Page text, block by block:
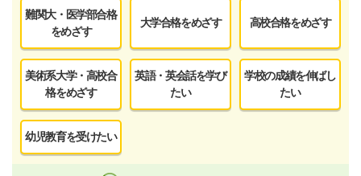
難関大・医学部合格
をめざす
大学合格をめざす 高校合格をめざす
美術系大学・高校合
格をめざす
英語・英会話を学び
たい
学校の成績を伸ばし
たい
幼児教育を受けたい